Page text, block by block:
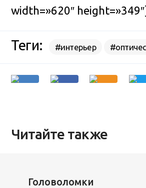
width=»620″ height=»349″]
Теги: #интерьер
Читайте также
Головоломки